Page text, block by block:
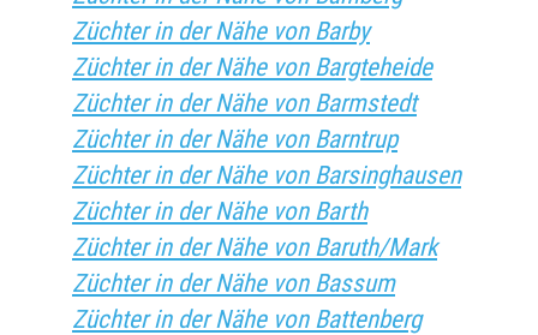
Züchter in der Nähe von Barby
Züchter in der Nähe von Bargteheide
Züchter in der Nähe von Barmstedt
Züchter in der Nähe von Barntrup
Züchter in der Nähe von Barsinghausen
Züchter in der Nähe von Barth
Züchter in der Nähe von Baruth/Mark
Züchter in der Nähe von Bassum
Züchter in der Nähe von Battenberg